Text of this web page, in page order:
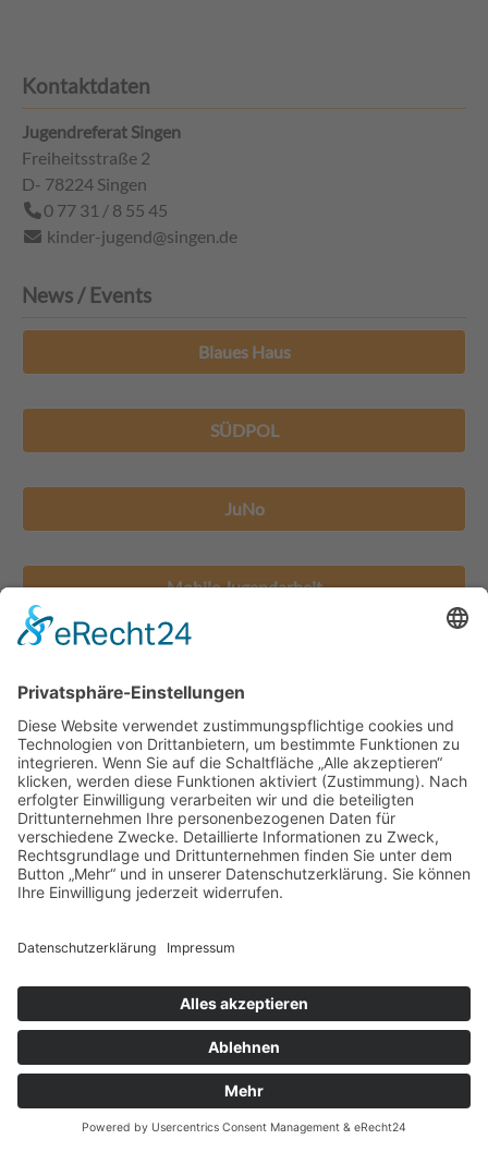
Kontaktdaten
Jugendreferat Singen
Freiheitsstraße 2
D- 78224 Singen
0 77 31 / 8 55 45
kinder-jugend@singen.de
News / Events
Blaues Haus
SÜDPOL
JuNo
Mobile Jugendarbeit
Jugendreferat
Feierbrigade
© 2026 - Stadt Singen - Abt. Kinder und Jugend |Impressum|
Datenschutz